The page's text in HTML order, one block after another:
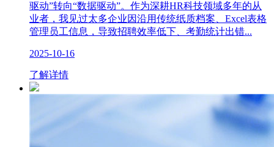
驱动”转向“数据驱动”。作为深耕HR科技领域多年的从
业者，我见过太多企业因沿用传统纸质档案、Excel表格
管理员工信息，导致招聘效率低下、考勤统计出错...
2025-10-16
了解详情